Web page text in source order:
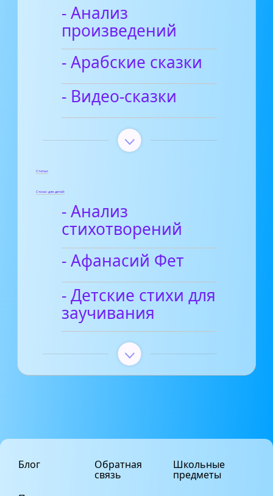
- Анализ
произведений
- Арабские сказки
- Видео-сказки
Статьи
Стихи для детей
- Анализ
стихотворений
- Афанасий Фет
- Детские стихи для
заучивания
Блог Обратная
связь
Школьные
предметы